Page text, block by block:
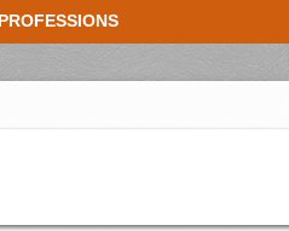
PROFESSIONS